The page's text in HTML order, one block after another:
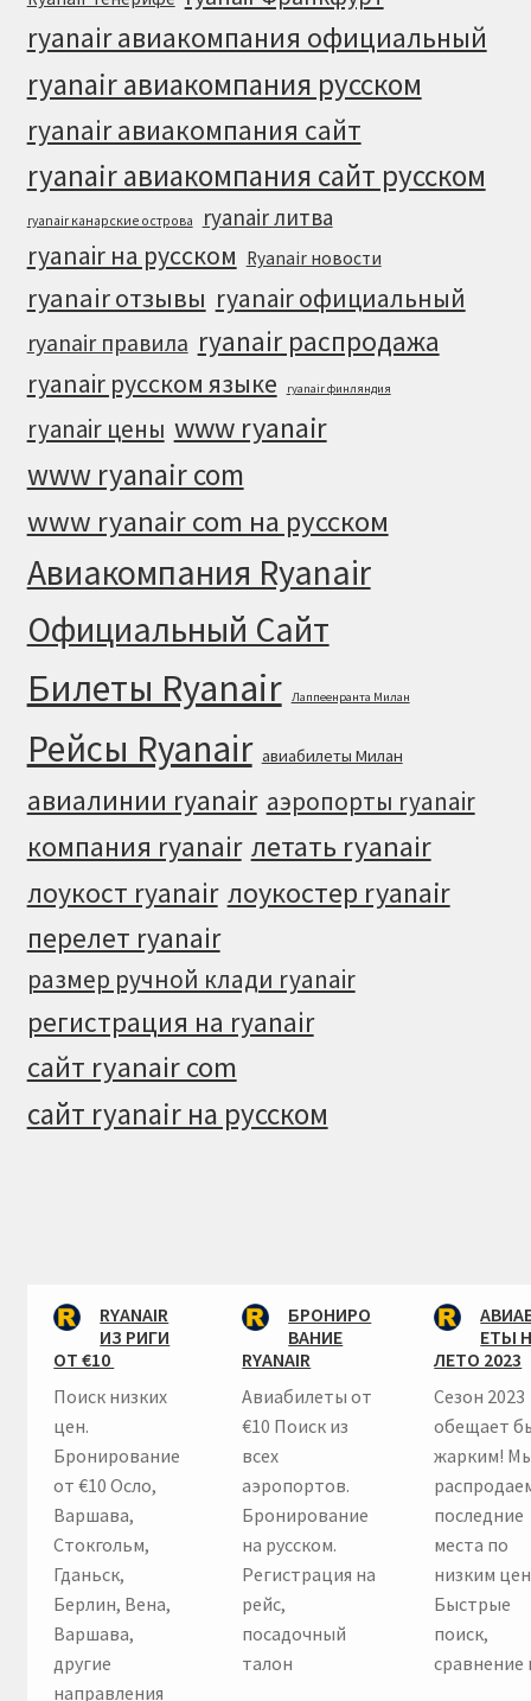
ryanair авиакомпания официальный
ryanair авиакомпания русском
ryanair авиакомпания сайт
ryanair авиакомпания сайт русском
ryanair канарские острова ryanair литва
ryanair на русском Ryanair новости
ryanair отзывы ryanair официальный
ryanair правила ryanair распродажа
ryanair русском языке ryanair финляндия
ryanair цены www ryanair
www ryanair com
www ryanair com на русском
Авиакомпания Ryanair
Официальный Cайт
Билеты Ryanair Лаппеенранта Милан
Рейсы Ryanair авиабилеты Милан
авиалинии ryanair аэропорты ryanair
компания ryanair летать ryanair
лоукост ryanair лоукостер ryanair
перелет ryanair
размер ручной клади ryanair
регистрация на ryanair
сайт ryanair com
сайт ryanair на русском
RYANAIR
ИЗ РИГИ
ОТ €10
Поиск низких
цен.
Бронирование
от €10 Осло,
Варшава,
Стокгольм,
Гданьск,
Берлин, Вена,
Варшава,
другие
направления
БРОНИРО
ВАНИЕ
RYANAIR
Авиабилеты от
€10 Поиск из
всех
аэропортов.
Бронирование
на русском.
Регистрация на
рейс,
посадочный
талон
ЕТЫ
ЛЕТО 2023
Сезон 2023
обещает
жарким!
последние
места по
низким
Быстрые
поиск,
сравнение